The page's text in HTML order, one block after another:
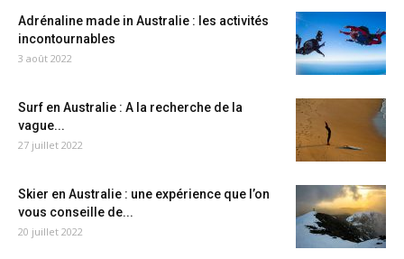
Adrénaline made in Australie : les activités
incontournables
3 août 2022
Surf en Australie : A la recherche de la
vague...
27 juillet 2022
Skier en Australie : une expérience que l’on
vous conseille de...
20 juillet 2022